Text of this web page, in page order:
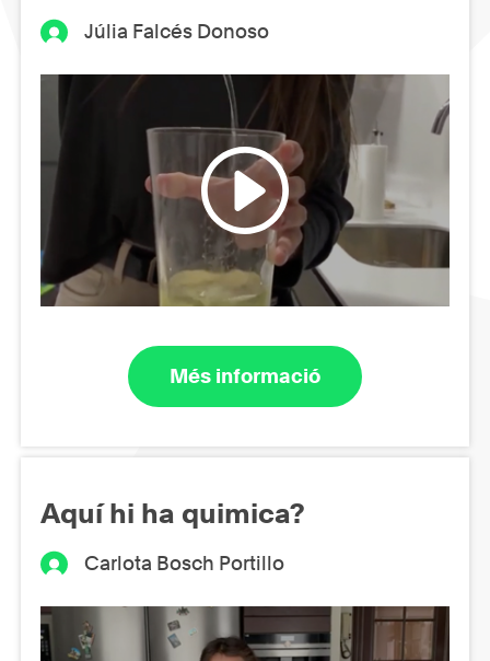
Júlia Falcés Donoso
Més informació
Aquí hi ha quimica?
Carlota Bosch Portillo